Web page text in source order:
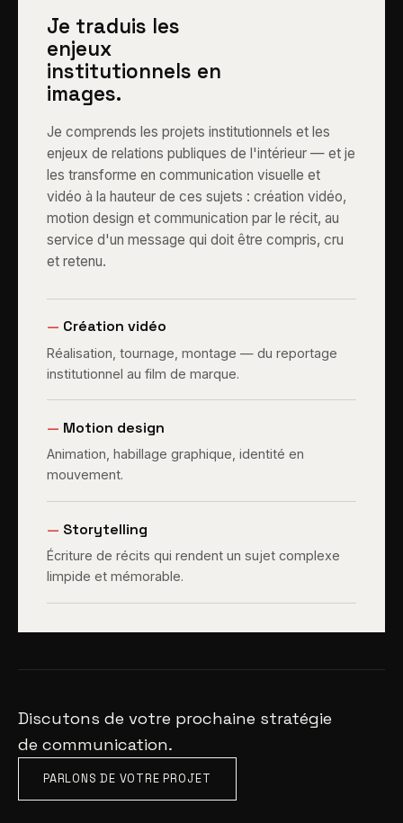
Je traduis les
enjeux
institutionnels en
images.
Je comprends les projets institutionnels et les
enjeux de relations publiques de l'intérieur — et je
les transforme en communication visuelle et
vidéo à la hauteur de ces sujets : création vidéo,
motion design et communication par le récit, au
service d'un message qui doit être compris, cru
et retenu.
— Création vidéo
Réalisation, tournage, montage — du reportage
institutionnel au film de marque.
— Motion design
Animation, habillage graphique, identité en
mouvement.
— Storytelling
Écriture de récits qui rendent un sujet complexe
limpide et mémorable.
Discutons de votre prochaine stratégie
de communication.
PARLONS DE VOTRE PROJET